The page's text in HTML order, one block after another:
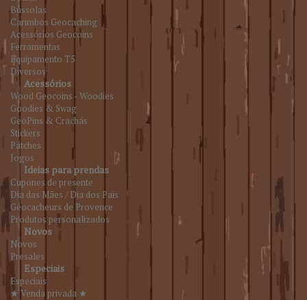
Bússolas
Carimbos Geocaching
Acessórios Geocoins
Ferramentas
Equipamento T5
Diversos
Acessórios
Wood Geocoins - Woodies
Goodies & Swag
GeoPins & Crachás
Stickers
Patches
Jogos
Ideias para prendas
Cupones de presente
Dia das Mães / Dia dos Pais
Géocacheurs de Provence
Produtos personalizados
Novos
Novos
Presales
Especiais
Especiais
★ Venda privada ★